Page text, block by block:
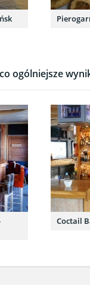
ogólniejsze
Coctail